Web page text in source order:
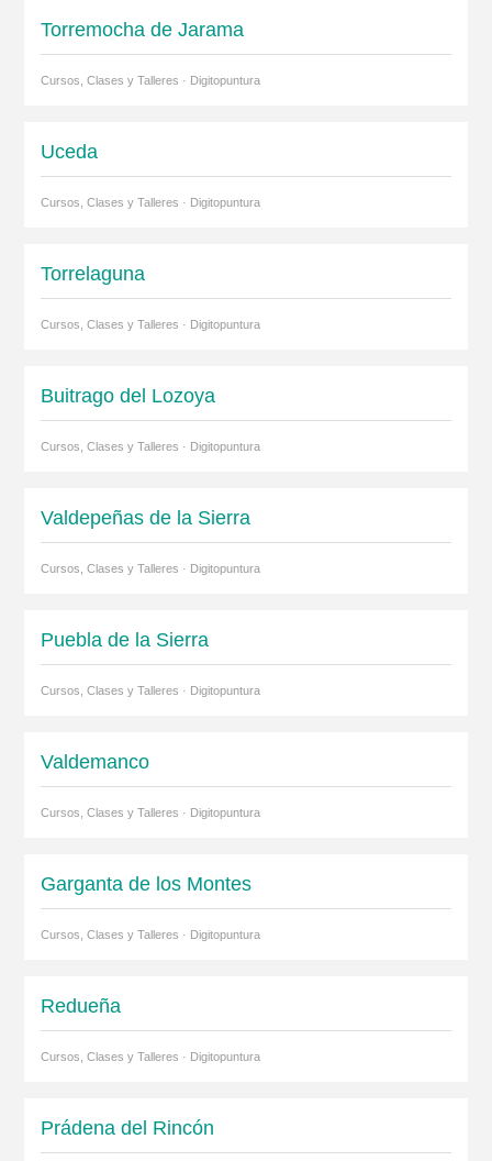
Torremocha de Jarama
Cursos, Clases y Talleres · Digitopuntura
Uceda
Cursos, Clases y Talleres · Digitopuntura
Torrelaguna
Cursos, Clases y Talleres · Digitopuntura
Buitrago del Lozoya
Cursos, Clases y Talleres · Digitopuntura
Valdepeñas de la Sierra
Cursos, Clases y Talleres · Digitopuntura
Puebla de la Sierra
Cursos, Clases y Talleres · Digitopuntura
Valdemanco
Cursos, Clases y Talleres · Digitopuntura
Garganta de los Montes
Cursos, Clases y Talleres · Digitopuntura
Redueña
Cursos, Clases y Talleres · Digitopuntura
Prádena del Rincón